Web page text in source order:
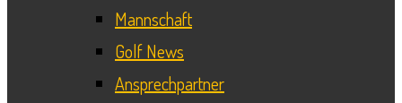
Mannschaft
Golf News
Ansprechpartner